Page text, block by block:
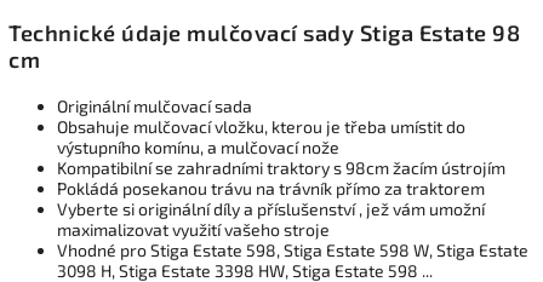
Technické údaje mulčovací sady Stiga Estate 98
cm
Originální mulčovací sada
Obsahuje mulčovací vložku, kterou je třeba umístit do
výstupního komínu, a mulčovací nože
Kompatibilní se zahradními traktory s 98cm žacím ústrojím
Pokládá posekanou trávu na trávník přímo za traktorem
Vyberte si originální díly a příslušenství , jež vám umožní
maximalizovat využití vašeho stroje
Vhodné pro Stiga Estate 598, Stiga Estate 598 W, Stiga Estate
3098 H, Stiga Estate 3398 HW, Stiga Estate 598 ...